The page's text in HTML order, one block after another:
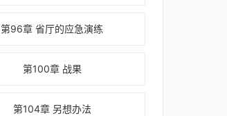
第96章 省厅的应急演练
第100章 战果
第104章 另想办法